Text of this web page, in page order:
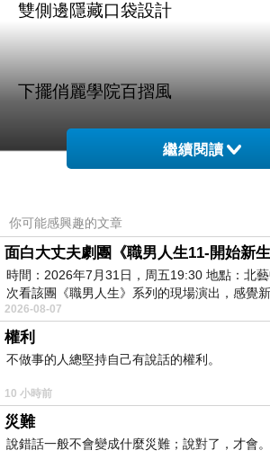
雙側邊隱藏口袋設計
下擺俏麗學院百摺風
商品訊息描述:
【Model Queen】可拆式毛領蝴
衣-灰
繼續閱讀
你可能感興趣的文章
面白大丈夫劇團《職男人生11-開始新生
時間：2026年7月31日，周五19:30 地點：北
次看該團《職男人生》系列的現場演出，感覺
2026-08-07
權利
不做事的人總堅持自己有說話的權利。
10 小時前
災難
說錯話一般不會變成什麼災難；說對了，才會。